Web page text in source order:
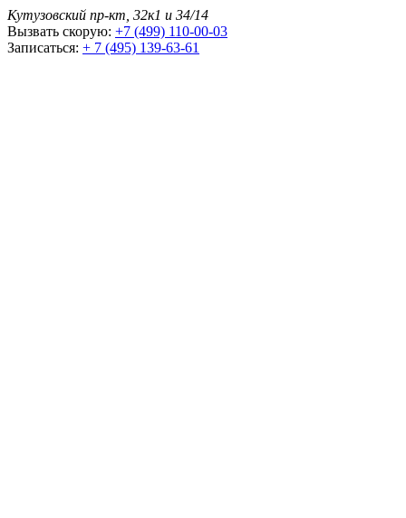
Кутузовский пр-кт, 32к1 и 34/14
Вызвать скорую: +7 (499) 110-00-03
Записаться: + 7 (495) 139-63-61